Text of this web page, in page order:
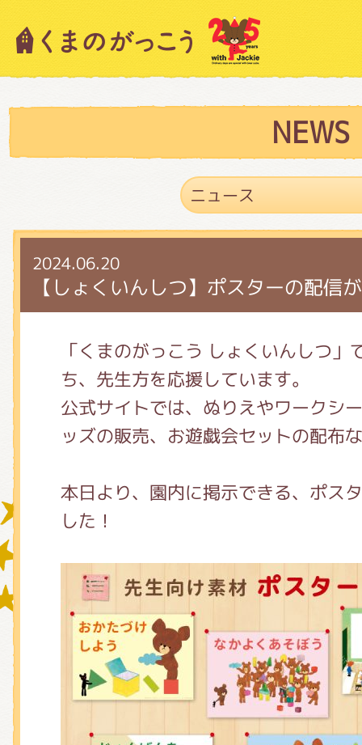
NEWS
2024.06.20
【しょくいんしつ】ポスターの配信
「くまのがっこう しょくいんしつ
ち、先生方を応援しています。
公式サイトでは、ぬりえやワークシ
ッズの販売、お遊戯会セットの配布
本日より、園内に掲示できる、ポス
した！
キャラクター紹介
スタッフブログ
絵本・作家紹介
ショップインフォメーション
グッズインフォメーション
ミュージカル・コンサート
おたのしみコンテンツ(クイズ・
チア ジャッキーズ！
くまのがっこう しょくいんしつ